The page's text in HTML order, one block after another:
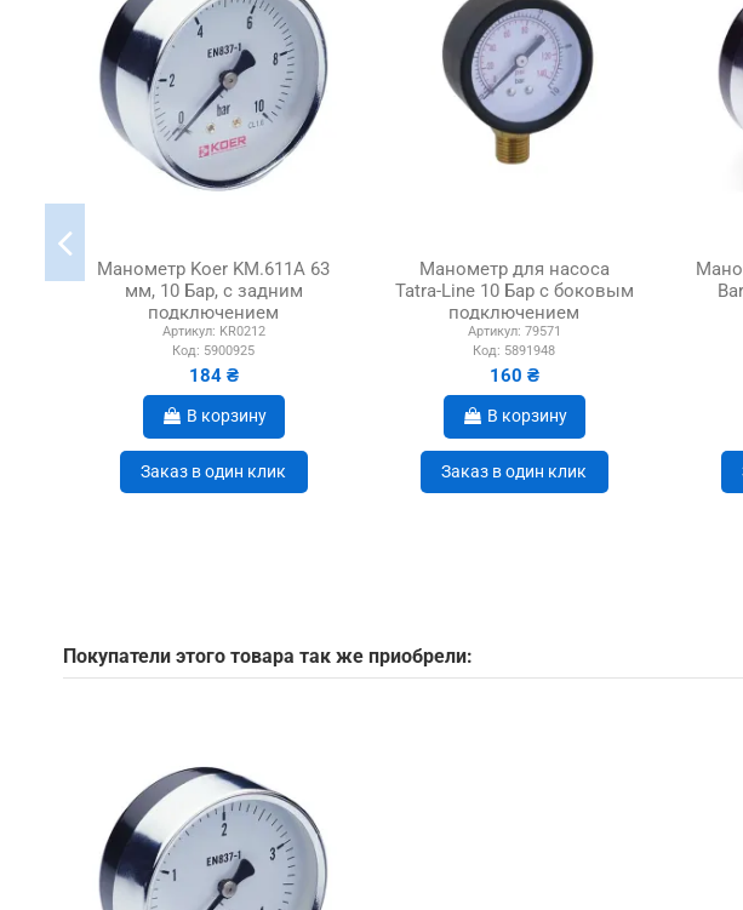
Манометр Koer KM.611A 63
мм, 10 Бар, с задним
подключением
Артикул: KR0212
Код: 5900925
184 ₴
В корзину
Заказ в один клик
Манометр для насоса
Tatra-Line 10 Бар с боковым
подключением
Артикул: 79571
Код: 5891948
160 ₴
В корзину
Заказ в один клик
Покупатели этого товара так же приобрели: